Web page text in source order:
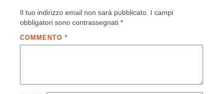
Il tuo indirizzo email non sarà pubblicato. I campi
obbligatori sono contrassegnati *
COMMENTO *